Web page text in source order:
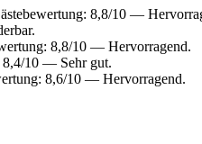
8,8/10 —
8,8/10 — Hervorragend.
8,4/10 — Sehr gut.
8,6/10 — Hervorragend.